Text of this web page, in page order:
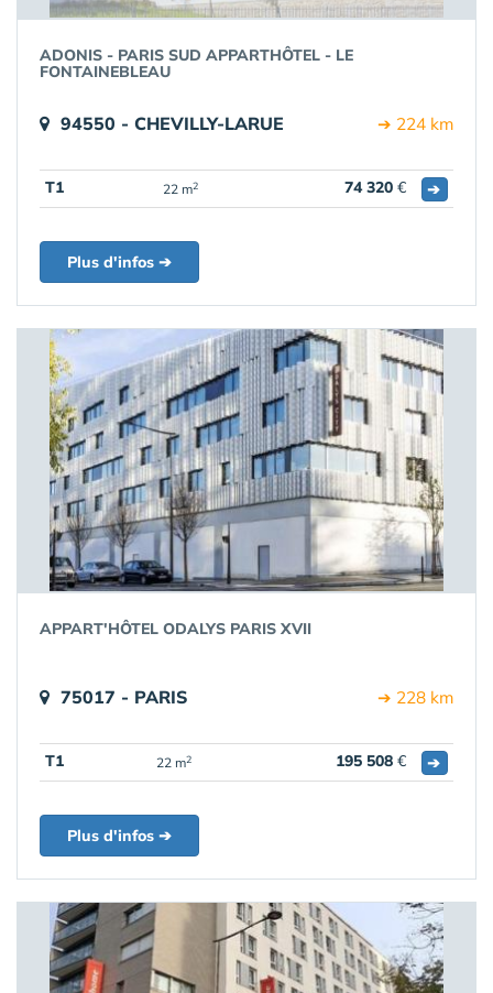
ADONIS - PARIS SUD APPARTHÔTEL - LE
FONTAINEBLEAU
94550 - CHEVILLY-LARUE ➔ 224 km
T1 22 m2 74 320 € ➔
Plus d'infos ➔
APPART'HÔTEL ODALYS PARIS XVII
75017 - PARIS ➔ 228 km
T1 22 m2 195 508 € ➔
Plus d'infos ➔